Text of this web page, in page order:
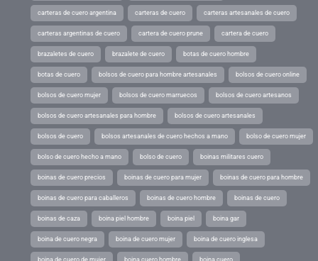
carteras de cuero argentina carteras de cuero carteras artesanales de cuero
carteras argentinas de cuero cartera de cuero prune cartera de cuero
brazaletes de cuero brazalete de cuero botas de cuero hombre
botas de cuero bolsos de cuero para hombre artesanales bolsos de cuero online
bolsos de cuero mujer bolsos de cuero marruecos bolsos de cuero artesanos
bolsos de cuero artesanales para hombre bolsos de cuero artesanales
bolsos de cuero bolsos artesanales de cuero hechos a mano bolso de cuero mujer
bolso de cuero hecho a mano bolso de cuero boinas militares cuero
boinas de cuero precios boinas de cuero para mujer boinas de cuero para hombre
boinas de cuero para caballeros boinas de cuero hombre boinas de cuero
boinas de caza boina piel hombre boina piel boina gar
boina de cuero negra boina de cuero mujer boina de cuero inglesa